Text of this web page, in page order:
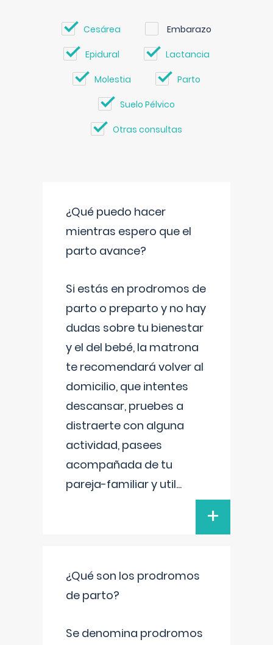
Cesárea Embarazo
Epidural Lactancia
Molestia Parto
Suelo Pélvico
Otras consultas
¿Qué puedo hacer
mientras espero que el
parto avance?
Si estás en prodromos de
parto o preparto y no hay
dudas sobre tu bienestar
y el del bebé, la matrona
te recomendará volver al
domicilio, que intentes
descansar, pruebes a
distraerte con alguna
actividad, pasees
acompañada de tu
pareja-familiar y util...
+
¿Qué son los prodromos
de parto?
Se denomina prodromos